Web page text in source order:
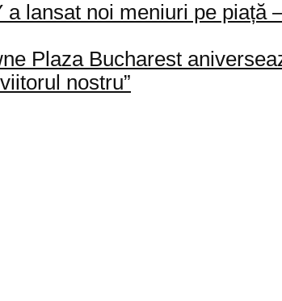
a lansat noi meniuri pe piață
Plaza Bucharest
nostru”